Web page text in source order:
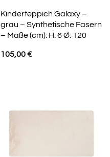
Kinderteppich Galaxy –
grau – Synthetische Fasern
– Maße (cm): H: 6 Ø: 120
105,00€